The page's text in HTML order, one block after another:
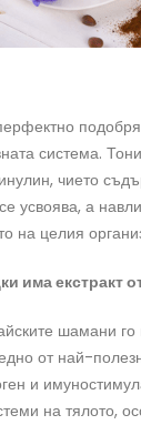
система.
чието
усвоява, а
на целия
има екстракт
шамани
от най-
и
на тялото,